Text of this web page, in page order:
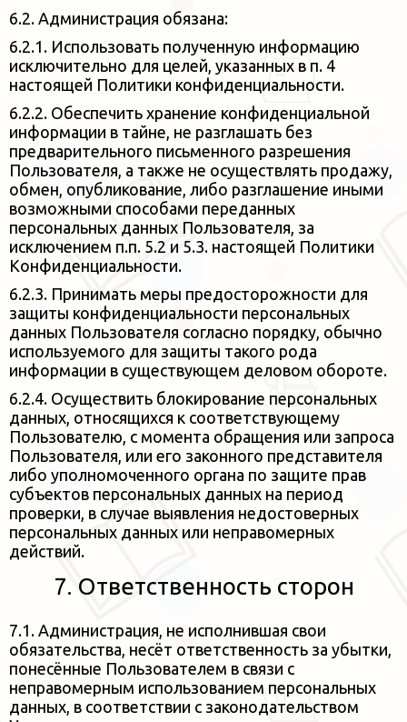
6.2. Администрация обязана:
6.2.1. Использовать полученную информацию
исключительно для целей, указанных в п. 4
настоящей Политики конфиденциальности.
6.2.2. Обеспечить хранение конфиденциальной
информации в тайне, не разглашать без
предварительного письменного разрешения
Пользователя, а также не осуществлять продажу,
обмен, опубликование, либо разглашение иными
возможными способами переданных
персональных данных Пользователя, за
исключением п.п. 5.2 и 5.3. настоящей Политики
Конфиденциальности.
6.2.3. Принимать меры предосторожности для
защиты конфиденциальности персональных
данных Пользователя согласно порядку, обычно
используемого для защиты такого рода
информации в существующем деловом обороте.
6.2.4. Осуществить блокирование персональных
данных, относящихся к соответствующему
Пользователю, с момента обращения или запроса
Пользователя, или его законного представителя
либо уполномоченного органа по защите прав
субъектов персональных данных на период
проверки, в случае выявления недостоверных
персональных данных или неправомерных
действий.
7. Ответственность сторон
7.1. Администрация, не исполнившая свои
обязательства, несёт ответственность за убытки,
понесённые Пользователем в связи с
неправомерным использованием персональных
данных, в соответствии с законодательством